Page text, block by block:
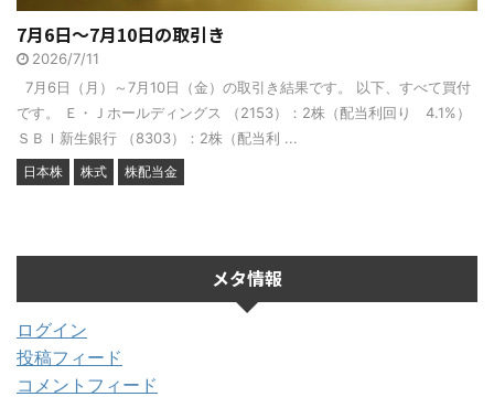
7月6日～7月10日の取引き
2026/7/11
7月6日（月）～7月10日（金）の取引き結果です。 以下、すべて買付
です。 Ｅ・Ｊホールディングス （2153）：2株（配当利回り 4.1%）
ＳＢＩ新生銀行 （8303）：2株（配当利 ...
日本株 株式 株配当金
メタ情報
ログイン
投稿フィード
コメントフィード